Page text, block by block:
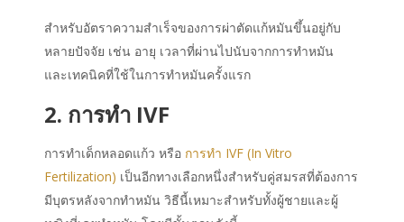
สำหรับอัตราความสำเร็จของการผ่าตัดแก้หมันขึ้นอยู่กับ
หลายปัจจัย เช่น อายุ เวลาที่ผ่านไปนับจากการทำหมัน
และเทคนิคที่ใช้ในการทำหมันครั้งแรก
2. การทำ IVF
การทำเด็กหลอดแก้ว หรือ การทำ IVF (In Vitro
Fertilization) เป็นอีกทางเลือกหนึ่งสำหรับคู่สมรสที่ต้องการ
มีบุตรหลังจากทำหมัน วิธีนี้เหมาะสำหรับทั้งผู้ชายและผู้